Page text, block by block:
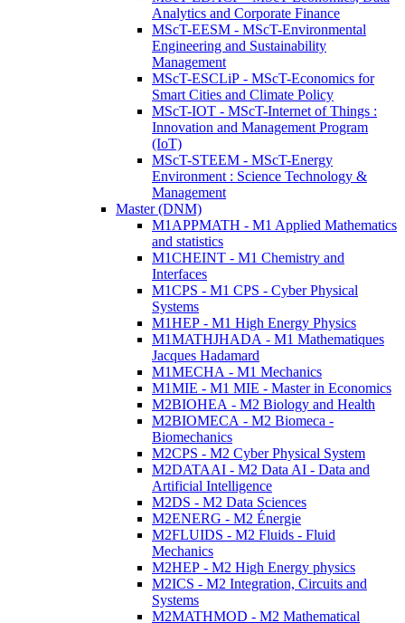
Analytics and Corporate Finance
MScT-EESM - MScT-Environmental
Engineering and Sustainability
Management
MScT-ESCLiP - MScT-Economics for
Smart Cities and Climate Policy
MScT-IOT - MScT-Internet of Things :
Innovation and Management Program
(IoT)
MScT-STEEM - MScT-Energy
Environment : Science Technology &
Management
Master (DNM)
M1APPMATH - M1 Applied Mathematics
and statistics
M1CHEINT - M1 Chemistry and
Interfaces
M1CPS - M1 CPS - Cyber Physical
Systems
M1HEP - M1 High Energy Physics
M1MATHJHADA - M1 Mathematiques
Jacques Hadamard
M1MECHA - M1 Mechanics
M1MIE - M1 MIE - Master in Economics
M2BIOHEA - M2 Biology and Health
M2BIOMECA - M2 Biomeca -
Biomechanics
M2CPS - M2 Cyber Physical System
M2DATAAI - M2 Data AI - Data and
Artificial Intelligence
M2DS - M2 Data Sciences
M2ENERG - M2 Énergie
M2FLUIDS - M2 Fluids - Fluid
Mechanics
M2HEP - M2 High Energy physics
M2ICS - M2 Integration, Circuits and
Systems
M2MATHMOD - M2 Mathematical